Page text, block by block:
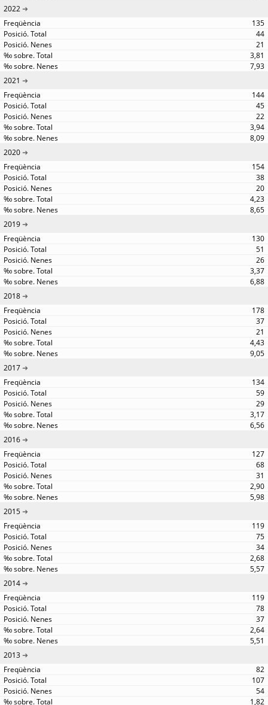
2022
135
44
21
3,81
7,93
2021
144
45
22
3,94
8,09
2020
154
38
20
4,23
8,65
2019
130
51
26
3,37
6,88
2018
178
37
21
4,43
9,05
2017
134
59
29
3,17
6,56
2016
127
68
31
2,90
5,98
2015
119
75
34
2,68
5,57
2014
119
78
37
2,64
5,51
2013
82
107
54
1,82